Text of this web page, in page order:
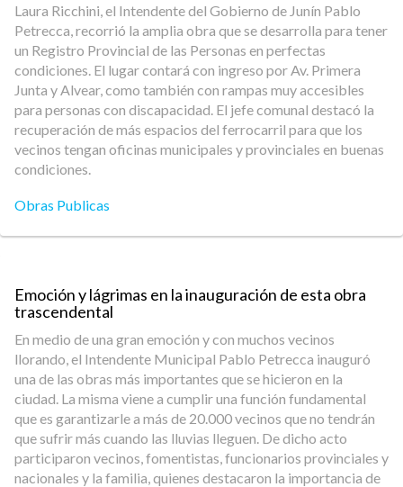
Laura Ricchini, el Intendente del Gobierno de Junín Pablo
Petrecca, recorrió la amplia obra que se desarrolla para tener
un Registro Provincial de las Personas en perfectas
condiciones. El lugar contará con ingreso por Av. Primera
Junta y Alvear, como también con rampas muy accesibles
para personas con discapacidad. El jefe comunal destacó la
recuperación de más espacios del ferrocarril para que los
vecinos tengan oficinas municipales y provinciales en buenas
condiciones.
Obras Publicas
Emoción y lágrimas en la inauguración de esta obra
trascendental
En medio de una gran emoción y con muchos vecinos
llorando, el Intendente Municipal Pablo Petrecca inauguró
una de las obras más importantes que se hicieron en la
ciudad. La misma viene a cumplir una función fundamental
que es garantizarle a más de 20.000 vecinos que no tendrán
que sufrir más cuando las lluvias lleguen. De dicho acto
participaron vecinos, fomentistas, funcionarios provinciales y
nacionales y la familia, quienes destacaron la importancia de